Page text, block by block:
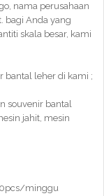
nama perusahaan
bagi Anda yang
skala besar, kami
bantal leher di kami ;
souvenir bantal
jahit, mesin
minggu